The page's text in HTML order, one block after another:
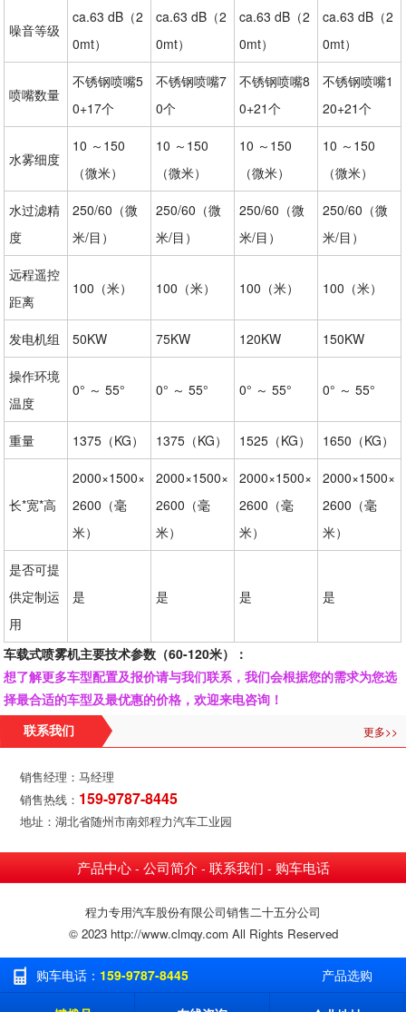
噪音等级
ca.63 dB（2
0mt）
ca.63 dB（2
0mt）
ca.63 dB（2
0mt）
ca.63 dB（2
0mt）
喷嘴数量
不锈钢喷嘴5
0+17个
不锈钢喷嘴7
0个
不锈钢喷嘴8
0+21个
不锈钢喷嘴1
20+21个
水雾细度
10 ～150
（微米）
10 ～150
（微米）
10 ～150
（微米）
10 ～150
（微米）
水过滤精
度
250/60（微
米/目）
250/60（微
米/目）
250/60（微
米/目）
250/60（微
米/目）
远程遥控
距离
100（米） 100（米） 100（米） 100（米）
发电机组 50KW 75KW 120KW 150KW
操作环境
温度
0° ～ 55° 0° ～ 55° 0° ～ 55° 0° ～ 55°
重量 1375（KG） 1375（KG） 1525（KG） 1650（KG）
长*宽*高
2000×1500×
2600（毫
米）
2000×1500×
2600（毫
米）
2000×1500×
2600（毫
米）
2000×1500×
2600（毫
米）
是否可提
供定制运
用
是 是 是 是
车载式喷雾机主要技术参数（60-120米）：
想了解更多车型配置及报价请与我们联系，我们会根据您的需求为您选
择最合适的车型及最优惠的价格，欢迎来电咨询！
联系我们 更多>>
销售经理：马经理
销售热线： 159-9787-8445
地址：湖北省随州市南郊程力汽车工业园
产品中心- 公司简介 - 联系我们 - 购车电话
程力专用汽车股份有限公司销售二十五分公司
© 2023 http://www.clmqy.com All Rights Reserved
购车电话： 159-9787-8445 产品选购